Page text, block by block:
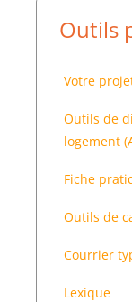
Outils
Votre
Outils de
logement
Fiche
Outils de
Courrier
Lexique